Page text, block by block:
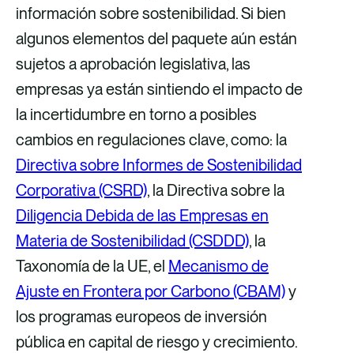
t
i
r
v
í
a
L
i
n
k
e
d
i
n
t
i
r
v
í
a
F
a
c
e
b
o
o
k
t
i
r
v
í
a
X
t
i
r
p
o
r
c
o
r
r
e
o
e
l
información sobre sostenibilidad. Si bien
algunos elementos del paquete aún están
sujetos a aprobación legislativa, las
empresas ya están sintiendo el impacto de
la incertidumbre en torno a posibles
cambios en regulaciones clave, como: la
Directiva sobre Informes de Sostenibilidad
Corporativa (CSRD), la Directiva sobre la
Diligencia Debida de las Empresas en
Materia de Sostenibilidad (CSDDD), la
Taxonomía de la UE, el Mecanismo de
Ajuste en Frontera por Carbono (CBAM)y
los programas europeos de inversión
pública en capital de riesgo y crecimiento.